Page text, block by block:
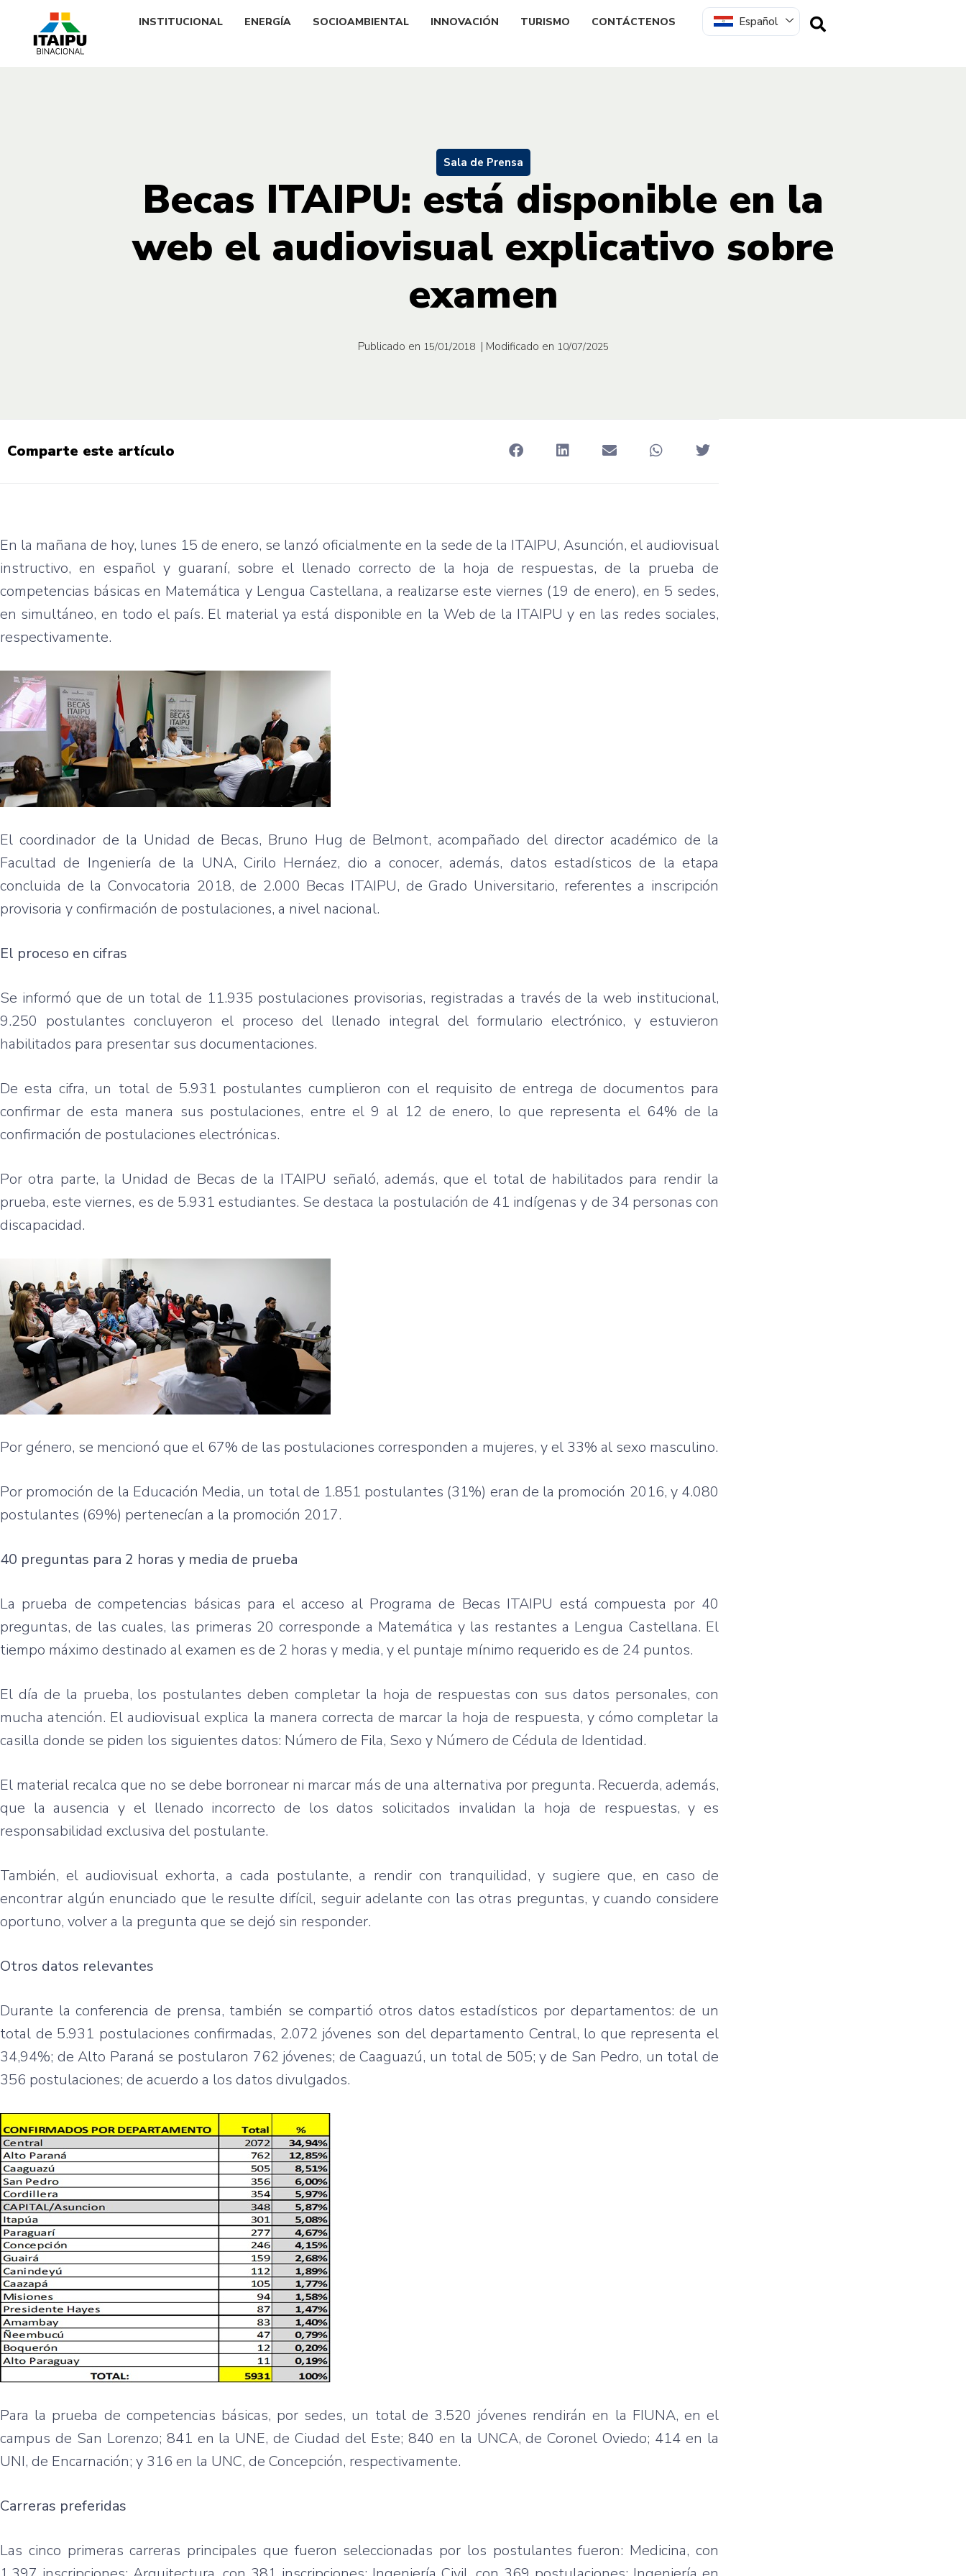
INSTITUCIONAL ENERGÍA SOCIOAMBIENTAL INNOVACIÓN TURISMO CONTÁCTENOS Español
Sala de Prensa
Becas ITAIPU: está disponible en la
web el audiovisual explicativo sobre
examen
Publicado en 15/01/2018 | Modificado en 10/07/2025
Comparte este artículo
En la mañana de hoy, lunes 15 de enero, se lanzó oficialmente en la sede de la ITAIPU, Asunción, el audiovisual
instructivo, en español y guaraní, sobre el llenado correcto de la hoja de respuestas, de la prueba de
competencias básicas en Matemática y Lengua Castellana, a realizarse este viernes (19 de enero), en 5 sedes,
en simultáneo, en todo el país. El material ya está disponible en la Web de la ITAIPU y en las redes sociales,
respectivamente.
El coordinador de la Unidad de Becas, Bruno Hug de Belmont, acompañado del director académico de la
Facultad de Ingeniería de la UNA, Cirilo Hernáez, dio a conocer, además, datos estadísticos de la etapa
concluida de la Convocatoria 2018, de 2.000 Becas ITAIPU, de Grado Universitario, referentes a inscripción
provisoria y confirmación de postulaciones, a nivel nacional.
El proceso en cifras
Se informó que de un total de 11.935 postulaciones provisorias, registradas a través de la web institucional,
9.250 postulantes concluyeron el proceso del llenado integral del formulario electrónico, y estuvieron
habilitados para presentar sus documentaciones.
De esta cifra, un total de 5.931 postulantes cumplieron con el requisito de entrega de documentos para
confirmar de esta manera sus postulaciones, entre el 9 al 12 de enero, lo que representa el 64% de la
confirmación de postulaciones electrónicas.
Por otra parte, la Unidad de Becas de la ITAIPU señaló, además, que el total de habilitados para rendir la
prueba, este viernes, es de 5.931 estudiantes. Se destaca la postulación de 41 indígenas y de 34 personas con
discapacidad.
Por género, se mencionó que el 67% de las postulaciones corresponden a mujeres, y el 33% al sexo masculino.
Por promoción de la Educación Media, un total de 1.851 postulantes (31%) eran de la promoción 2016, y 4.080
postulantes (69%) pertenecían a la promoción 2017.
40 preguntas para 2 horas y media de prueba
La prueba de competencias básicas para el acceso al Programa de Becas ITAIPU está compuesta por 40
preguntas, de las cuales, las primeras 20 corresponde a Matemática y las restantes a Lengua Castellana. El
tiempo máximo destinado al examen es de 2 horas y media, y el puntaje mínimo requerido es de 24 puntos.
El día de la prueba, los postulantes deben completar la hoja de respuestas con sus datos personales, con
mucha atención. El audiovisual explica la manera correcta de marcar la hoja de respuesta, y cómo completar la
casilla donde se piden los siguientes datos: Número de Fila, Sexo y Número de Cédula de Identidad.
El material recalca que no se debe borronear ni marcar más de una alternativa por pregunta. Recuerda, además,
que la ausencia y el llenado incorrecto de los datos solicitados invalidan la hoja de respuestas, y es
responsabilidad exclusiva del postulante.
También, el audiovisual exhorta, a cada postulante, a rendir con tranquilidad, y sugiere que, en caso de
encontrar algún enunciado que le resulte difícil, seguir adelante con las otras preguntas, y cuando considere
oportuno, volver a la pregunta que se dejó sin responder.
Otros datos relevantes
Durante la conferencia de prensa, también se compartió otros datos estadísticos por departamentos: de un
total de 5.931 postulaciones confirmadas, 2.072 jóvenes son del departamento Central, lo que representa el
34,94%; de Alto Paraná se postularon 762 jóvenes; de Caaguazú, un total de 505; y de San Pedro, un total de
356 postulaciones; de acuerdo a los datos divulgados.
Para la prueba de competencias básicas, por sedes, un total de 3.520 jóvenes rendirán en la FIUNA, en el
campus de San Lorenzo; 841 en la UNE, de Ciudad del Este; 840 en la UNCA, de Coronel Oviedo; 414 en la
UNI, de Encarnación; y 316 en la UNC, de Concepción, respectivamente.
Carreras preferidas
Las cinco primeras carreras principales que fueron seleccionadas por los postulantes fueron: Medicina, con